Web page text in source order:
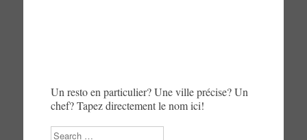
Un resto en particulier? Une ville précise? Un
chef? Tapez directement le nom ici!
Search